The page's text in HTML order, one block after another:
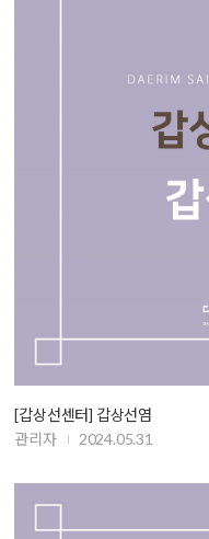
[갑상선센터] 갑상선염
관리자
2024.05.31